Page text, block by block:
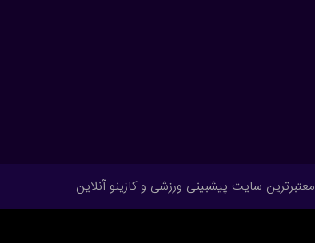
معتبرترین سایت پیشبینی ورزشی و کازینو آنلاین